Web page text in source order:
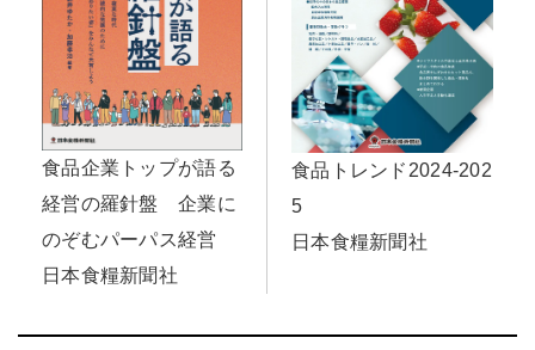
食品企業トップが語る
経営の羅針盤 企業に
のぞむパーパス経営
日本食糧新聞社
食品トレンド2024-202
5
日本食糧新聞社